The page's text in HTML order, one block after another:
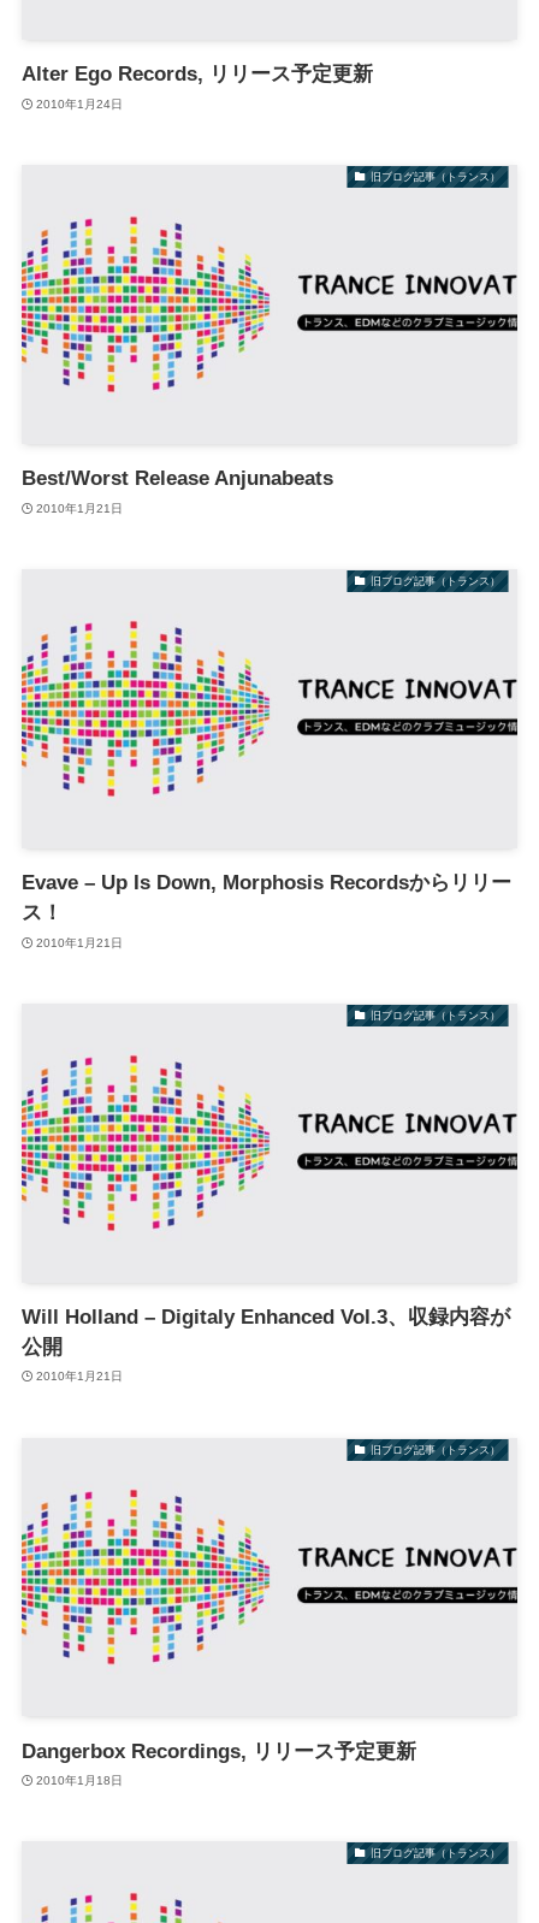
Alter Ego Records, リリース予定更新
2010年1月24日
旧ブログ記事（トランス）
Best/Worst Release Anjunabeats
2010年1月21日
旧ブログ記事（トランス）
Evave – Up Is Down, Morphosis Recordsからリリー
ス！
2010年1月21日
旧ブログ記事（トランス）
Will Holland – Digitaly Enhanced Vol.3、収録内容が
公開
2010年1月21日
旧ブログ記事（トランス）
Dangerbox Recordings, リリース予定更新
2010年1月18日
旧ブログ記事（トランス）